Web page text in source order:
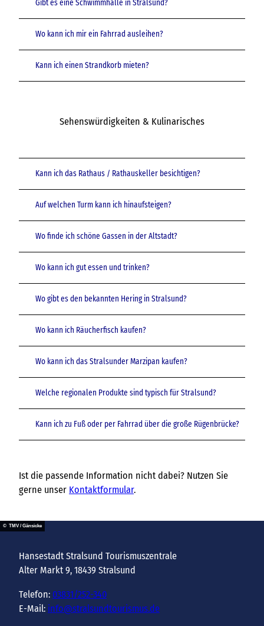
Gibt es eine Schwimmhalle in Stralsund?
Wo kann ich mir ein Fahrrad ausleihen?
Kann ich einen Strandkorb mieten?
Sehenswürdigkeiten & Kulinarisches
Kann ich das Rathaus / Rathauskeller besichtigen?
Auf welchen Turm kann ich hinaufsteigen?
Wo finde ich schöne Gassen in der Altstadt?
Wo kann ich gut essen und trinken?
Wo gibt es den bekannten Hering in Stralsund?
Wo kann ich Räucherfisch kaufen?
Wo kann ich das Stralsunder Marzipan kaufen?
Welche regionalen Produkte sind typisch für Stralsund?
Kann ich zu Fuß oder per Fahrrad über die große Rügenbrücke?
Ist die passende Information nicht dabei? Nutzen Sie
gerne unser Kontaktformular.
© TMV / Gänsicke
Hansestadt Stralsund Tourismuszentrale
Alter Markt 9, 18439 Stralsund
Telefon: 03831/252-340
E-Mail: info@stralsundtourismus.de